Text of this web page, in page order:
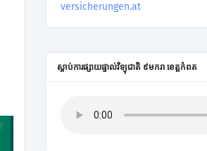
versicherungen.at
ស្តាប់ការផ្សាយផ្ទាល់វិទ្យុជាតិ ៩មករា ខេត្តកំពត